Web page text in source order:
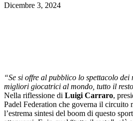
Dicembre 3, 2024
“Se si offre al pubblico lo spettacolo
migliori giocatrici al mondo, tutto il
Nella riflessione di Luigi Carraro,
Padel Federation che governa il circuito
l’estrema sintesi del boom di questo